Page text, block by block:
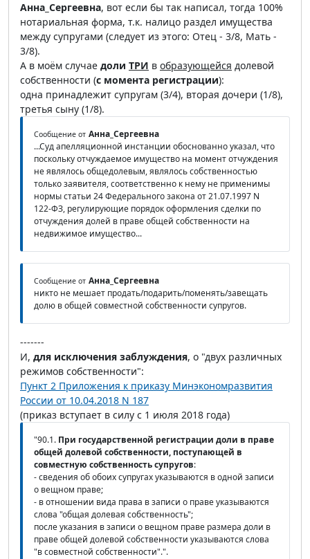
Анна_Сергеевна, вот если бы так написал, тогда 100%
нотариальная форма, т.к. налицо раздел имущества
между супругами (следует из этого: Отец - 3/8, Мать -
3/8).
А в моём случае доли ТРИ в образующейся долевой
собственности (с момента регистрации):
одна принадлежит супругам (3/4), вторая дочери (1/8),
третья сыну (1/8).
Сообщение от Анна_Сергеевна
...Суд апелляционной инстанции обоснованно указал, что
поскольку отчуждаемое имущество на момент отчуждения
не являлось общедолевым, являлось собственностью
только заявителя, соответственно к нему не применимы
нормы статьи 24 Федерального закона от 21.07.1997 N
122-ФЗ, регулирующие порядок оформления сделки по
отчуждения долей в праве общей собственности на
недвижимое имущество...
Сообщение от Анна_Сергеевна
никто не мешает продать/подарить/поменять/завещать
долю в общей совместной собственности супругов.
-------
И, для исключения заблуждения, о "двух различных
режимов собственности":
Пункт 2 Приложения к приказу Минэкономразвития
России от 10.04.2018 N 187
(приказ вступает в силу с 1 июля 2018 года)
"90.1. При государственной регистрации доли в праве
общей долевой собственности, поступающей в
совместную собственность супругов:
- сведения об обоих супругах указываются в одной записи
о вещном праве;
- в отношении вида права в записи о праве указываются
слова "общая долевая собственность";
после указания в записи о вещном праве размера доли в
праве общей долевой собственности указываются слова
"в совместной собственности".".